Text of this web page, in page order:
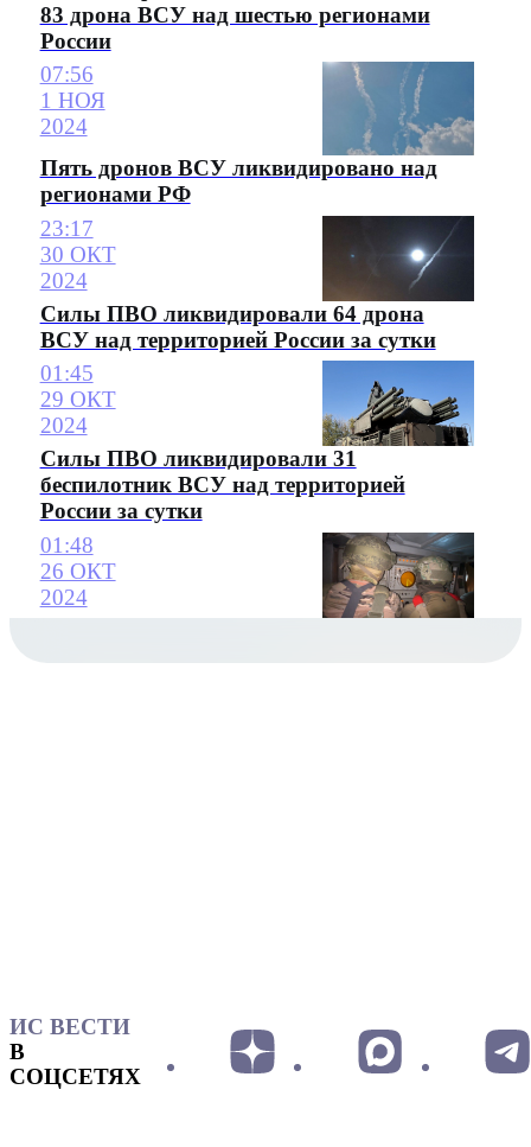
83 дрона ВСУ над шестью регионами
России
07:56
1 НОЯ
2024
Пять дронов ВСУ ликвидировано над
регионами РФ
23:17
30 ОКТ
2024
Силы ПВО ликвидировали 64 дрона
ВСУ над территорией России за сутки
01:45
29 ОКТ
2024
Силы ПВО ликвидировали 31
беспилотник ВСУ над территорией
России за сутки
01:48
26 ОКТ
2024
ИС ВЕСТИ
В
СОЦСЕТЯХ